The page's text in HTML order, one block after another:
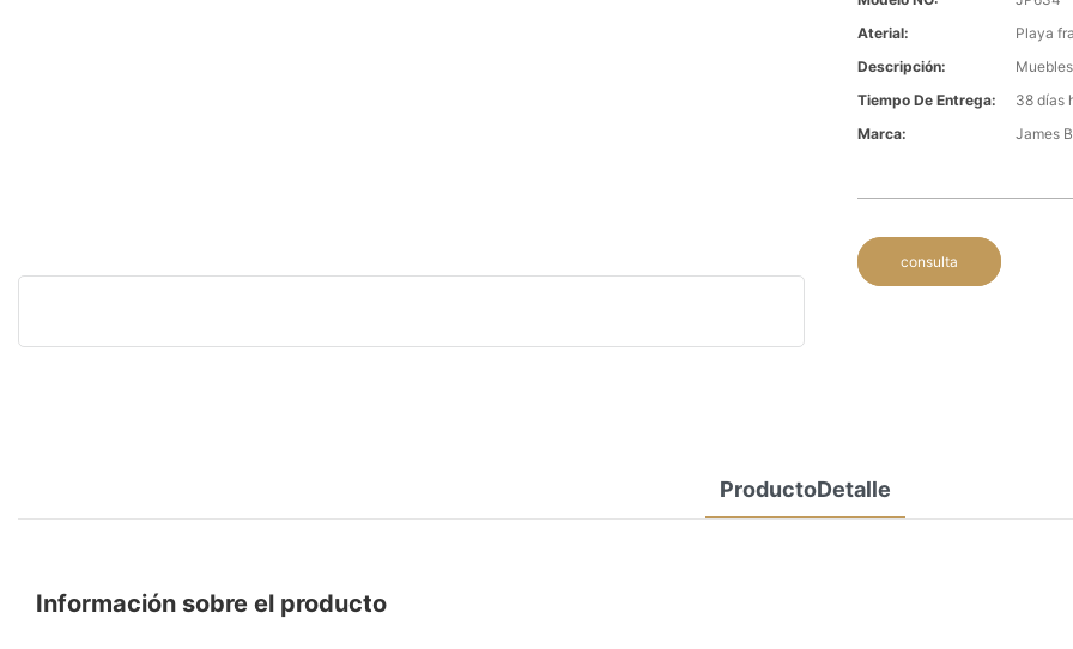
Aterial:
Playa
Descripción:
Tiempo De Entrega:
38 días
Marca:
James
consulta
ProductoDetalle
Información sobre el producto